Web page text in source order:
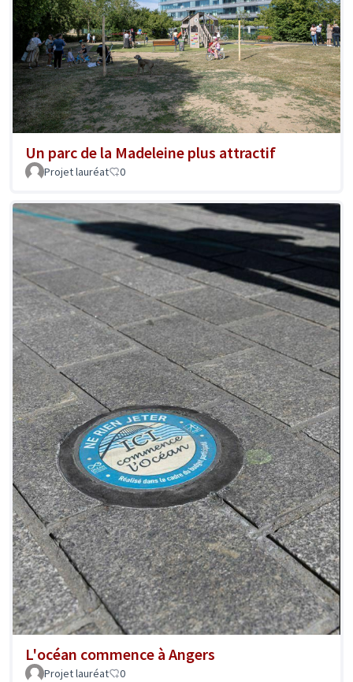
Un parc de la Madeleine plus attractif
Projet lauréat 0
L'océan commence à Angers
Projet lauréat 0